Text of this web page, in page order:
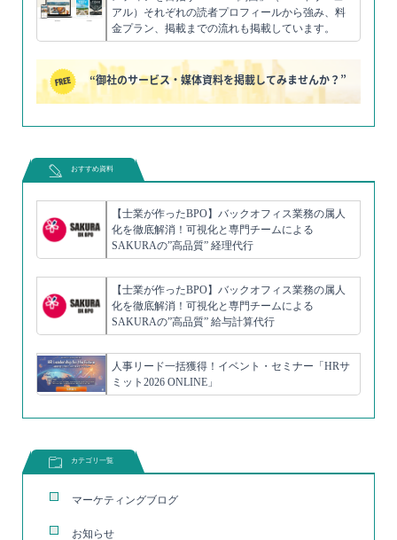
アル）それぞれの読者プロフィールから強み、料
金プラン、掲載までの流れも掲載しています。
“御社のサービス・媒体資料を掲載してみませんか？”
おすすめ資料
【士業が作ったBPO】バックオフィス業務の属人
化を徹底解消！可視化と専門チームによる
SAKURAの”高品質” 経理代行
【士業が作ったBPO】バックオフィス業務の属人
化を徹底解消！可視化と専門チームによる
SAKURAの”高品質” 給与計算代行
人事リード一括獲得！イベント・セミナー「HRサ
ミット2026 ONLINE」
カテゴリ一覧
マーケティングブログ
お知らせ